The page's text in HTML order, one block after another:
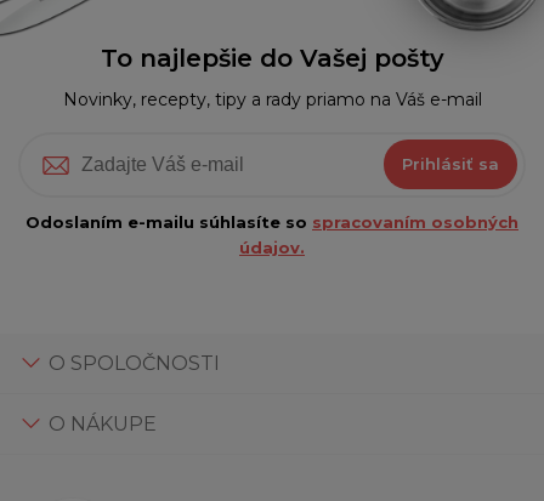
To najlepšie do Vašej pošty
Novinky, recepty, tipy a rady priamo na Váš e-mail
Prihlásiť sa
Odoslaním e-mailu súhlasíte so spracovaním osobných
údajov.
O SPOLOČNOSTI
O NÁKUPE